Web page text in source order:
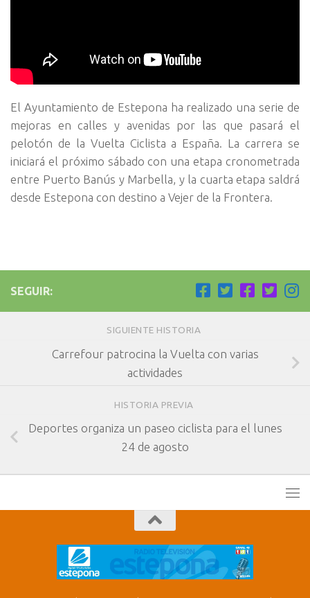
El Ayuntamiento de Estepona ha realizado una serie de
mejoras en calles y avenidas por las que pasará el
pelotón de la Vuelta Ciclista a España. La carrera se
iniciará el próximo sábado con una etapa cronometrada
entre Puerto Banús y Marbella, y la cuarta etapa saldrá
desde Estepona con destino a Vejer de la Frontera.
SEGUIR:
SIGUIENTE HISTORIA
Carrefour patrocina la Vuelta con varias
actividades
HISTORIA PREVIA
Deportes organiza un paseo ciclista para el lunes
24 de agosto